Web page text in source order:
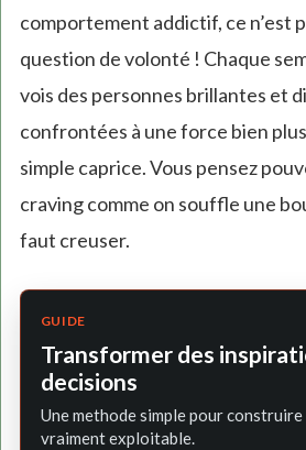
comportement addictif, ce n’est
question de volonté ! Chaque
vois des personnes brillantes et
confrontées à une force bien
simple caprice. Vous pensez
craving comme on souffle une
faut creuser.
GUIDE
Transformer des
decisions
Une methode simple pour
vraiment exploitable.